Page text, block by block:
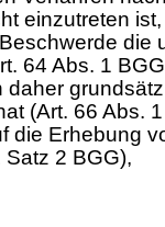
einzutreten
die
64 Abs. 1 BGG
(Art. 66 Abs.
die Erhebung
Satz 2 BGG),